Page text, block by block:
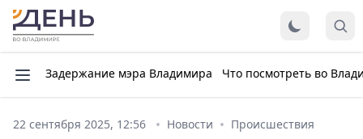
Задержание мэра Владимира Что посмотреть во
22 сентября 2025, 12:56 Новости Происшествия